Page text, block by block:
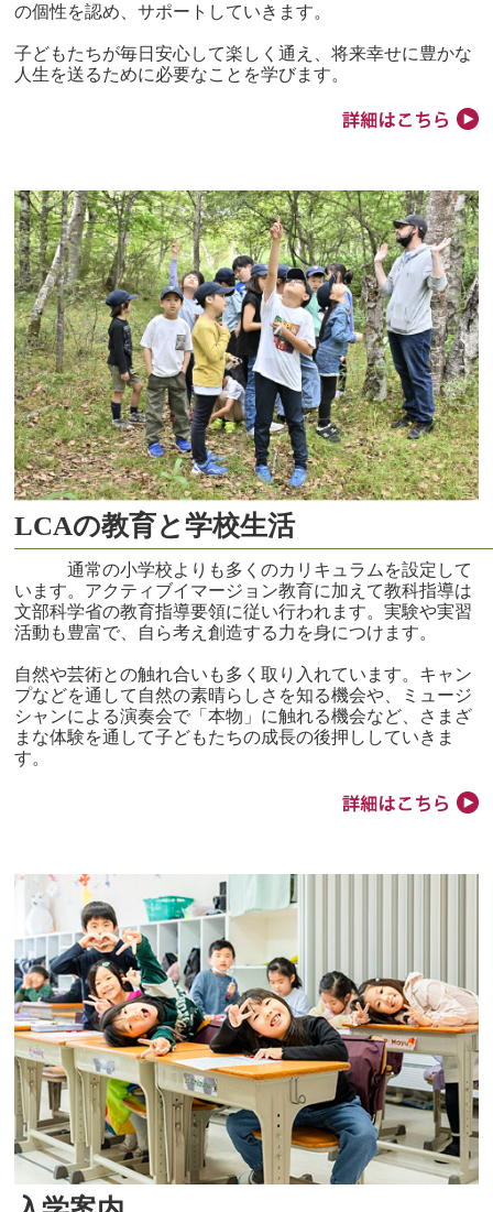
の個性を認め、サポートしていきます。
子どもたちが毎日安心して楽しく通え、将来幸せに豊かな
人生を送るために必要なことを学びます。
LCAの教育と学校生活
通常の小学校よりも多くのカリキュラムを設定して
います。アクティブイマージョン教育に加えて教科指導は
文部科学省の教育指導要領に従い行われます。実験や実習
活動も豊富で、自ら考え創造する力を身につけます。
自然や芸術との触れ合いも多く取り入れています。キャン
プなどを通して自然の素晴らしさを知る機会や、ミュージ
シャンによる演奏会で「本物」に触れる機会など、さまざ
まな体験を通して子どもたちの成長の後押ししていきま
す。